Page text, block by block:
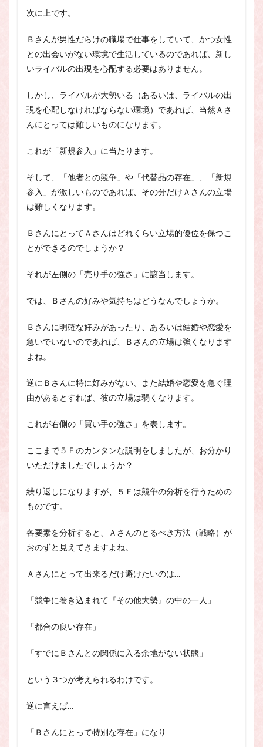
次に上です。
Ｂさんが男性だらけの職場で仕事をしていて、かつ女性
との出会いがない環境で生活しているのであれば、新し
いライバルの出現を心配する必要はありません。
しかし、ライバルが大勢いる（あるいは、ライバルの出
現を心配しなければならない環境）であれば、当然Ａさ
んにとっては難しいものになります。
これが「新規参入」に当たります。
そして、「他者との競争」や「代替品の存在」、「新規
参入」が激しいものであれば、その分だけＡさんの立場
は難しくなります。
ＢさんにとってＡさんはどれくらい立場的優位を保つこ
とができるのでしょうか？
それが左側の「売り手の強さ」に該当します。
では、Ｂさんの好みや気持ちはどうなんでしょうか。
Ｂさんに明確な好みがあったり、あるいは結婚や恋愛を
急いでいないのであれば、Ｂさんの立場は強くなります
よね。
逆にＢさんに特に好みがない、また結婚や恋愛を急ぐ理
由があるとすれば、彼の立場は弱くなります。
これが右側の「買い手の強さ」を表します。
ここまで５Ｆのカンタンな説明をしましたが、お分かり
いただけましたでしょうか？
繰り返しになりますが、５Ｆは競争の分析を行うための
ものです。
各要素を分析すると、Ａさんのとるべき方法（戦略）が
おのずと見えてきますよね。
Ａさんにとって出来るだけ避けたいのは…
「競争に巻き込まれて『その他大勢』の中の一人」
「都合の良い存在」
「すでにＢさんとの関係に入る余地がない状態」
という３つが考えられるわけです。
逆に言えば…
「Ｂさんにとって特別な存在」になり